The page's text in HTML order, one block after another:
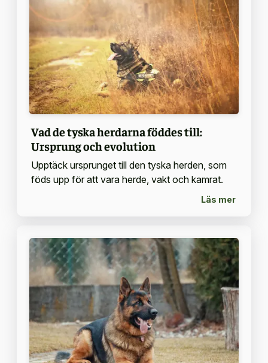
Vad de tyska herdarna föddes till:
Ursprung och evolution
Upptäck ursprunget till den tyska herden, som
föds upp för att vara herde, vakt och kamrat.
Läs mer